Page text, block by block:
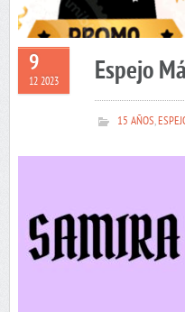
9
12 2023 Espejo
15 AÑOS,